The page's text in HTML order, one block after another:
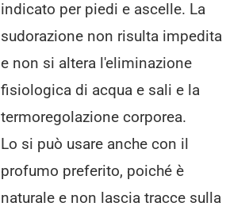
indicato per piedi e ascelle. La
sudorazione non risulta impedita
e non si altera l'eliminazione
fisiologica di acqua e sali e la
termoregolazione corporea.
Lo si può usare anche con il
profumo preferito, poiché è
naturale e non lascia tracce sulla